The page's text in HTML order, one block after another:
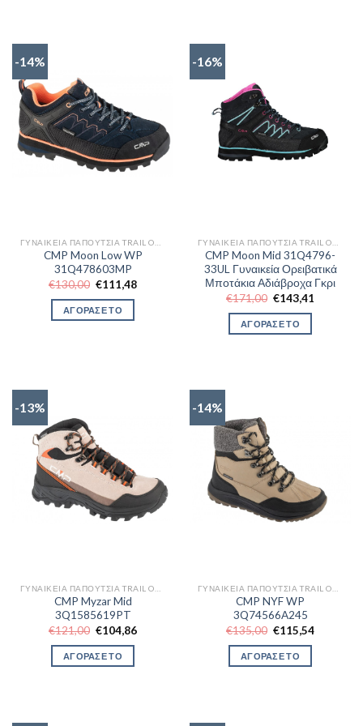
-14%
CMP Moon Low WP
31Q478603MP
€130,00 Original
was:
€130,00.
€111,48Η
ΑΓΟΡΑΣΕ ΤΟ
-16%
CMP Moon Mid 31Q4796-
33UL Γυναικεία Ορειβατικά
Μποτάκια Αδιάβροχα Γκρι
€171,00 Original
was:
€171,00.
€143,41
ΑΓΟΡΑΣΕ ΤΟ
-13%
CMP Myzar Mid
3Q1585619PT
€121,00 Original
was:
€121,00.
€104,86Η
ΑΓΟΡΑΣΕ ΤΟ
-14%
CMP NYF WP
3Q74566A245
€135,00 Original
was:
€135,00.
€115,54Η
ΑΓΟΡΑΣΕ ΤΟ